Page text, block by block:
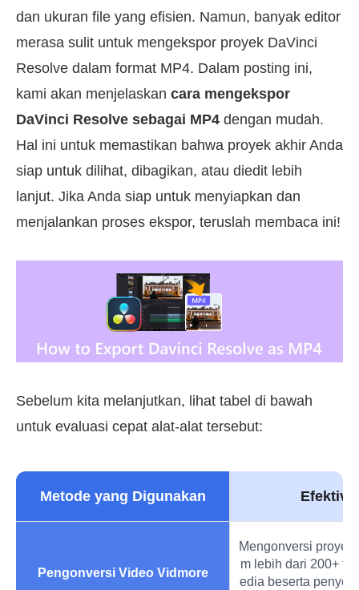
dan ukuran file yang efisien. Namun, banyak editor
merasa sulit untuk mengekspor proyek DaVinci
Resolve dalam format MP4. Dalam posting ini,
kami akan menjelaskan cara mengekspor
DaVinci Resolve sebagai MP4 dengan mudah.
Hal ini untuk memastikan bahwa proyek akhir Anda
siap untuk dilihat, dibagikan, atau diedit lebih
lanjut. Jika Anda siap untuk menyiapkan dan
menjalankan proses ekspor, teruslah membaca ini!
Sebelum kita melanjutkan, lihat tabel di bawah
untuk evaluasi cepat alat-alat tersebut:
Metode yang Digunakan
Pengonversi Video Vidmore
Mengonversi proyek
m lebih dari 200+
edia beserta